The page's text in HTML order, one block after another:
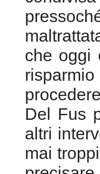
che oggi
Del Fus
altri
mai